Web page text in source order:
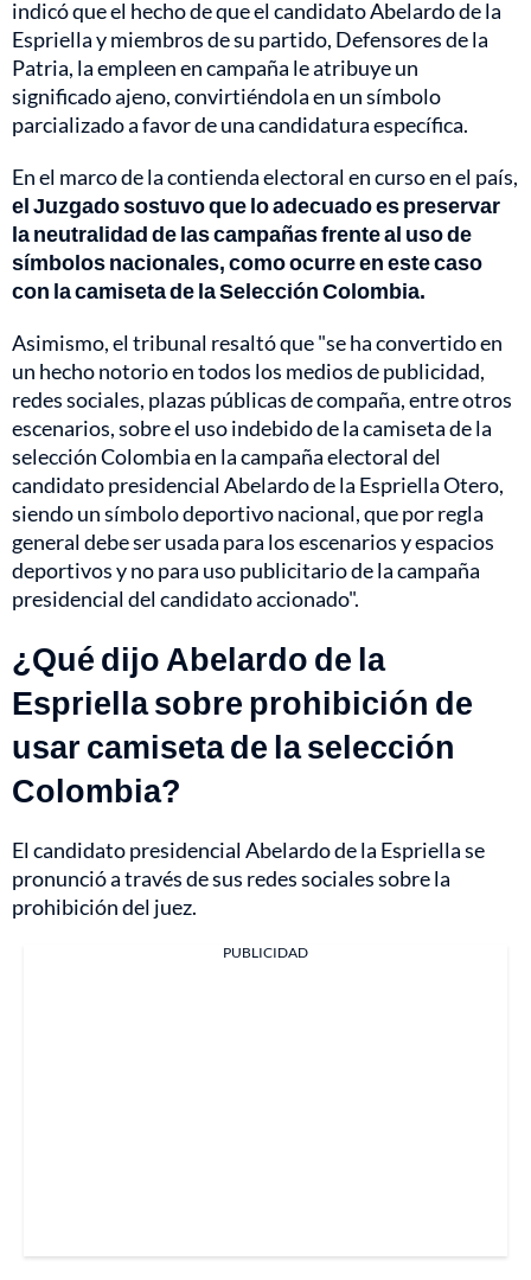
indicó que el hecho de que el candidato Abelardo de la
Espriella y miembros de su partido, Defensores de la
Patria, la empleen en campaña le atribuye un
significado ajeno, convirtiéndola en un símbolo
parcializado a favor de una candidatura específica.
En el marco de la contienda electoral en curso en el país,
el Juzgado sostuvo que lo adecuado es preservar
la neutralidad de las campañas frente al uso de
símbolos nacionales, como ocurre en este caso
con la camiseta de la Selección Colombia.
Asimismo, el tribunal resaltó que "se ha convertido en
un hecho notorio en todos los medios de publicidad,
redes sociales, plazas públicas de compaña, entre otros
escenarios, sobre el uso indebido de la camiseta de la
selección Colombia en la campaña electoral del
candidato presidencial Abelardo de la Espriella Otero,
siendo un símbolo deportivo nacional, que por regla
general debe ser usada para los escenarios y espacios
deportivos y no para uso publicitario de la campaña
presidencial del candidato accionado".
¿Qué dijo Abelardo de la
Espriella sobre prohibición de
usar camiseta de la selección
Colombia?
El candidato presidencial Abelardo de la Espriella se
pronunció a través de sus redes sociales sobre la
prohibición del juez.
PUBLICIDAD